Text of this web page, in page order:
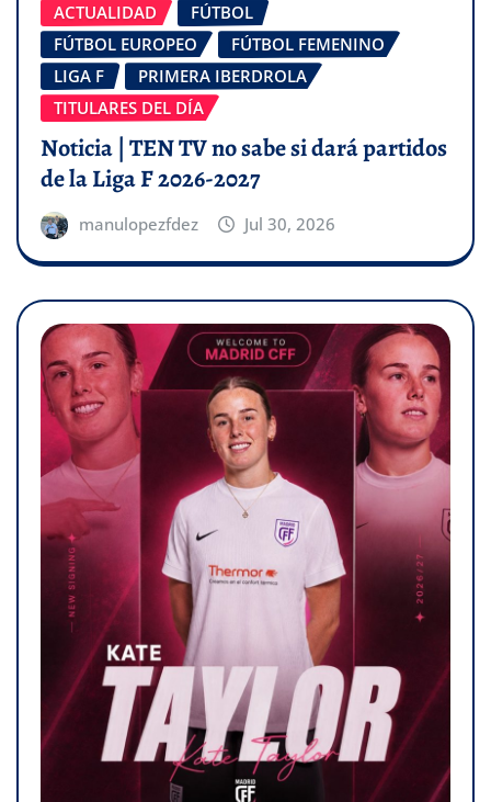
ACTUALIDAD
FÚTBOL
FÚTBOL EUROPEO
FÚTBOL FEMENINO
LIGA F
PRIMERA IBERDROLA
TITULARES DEL DÍA
Noticia | TEN TV no sabe si dará partidos
de la Liga F 2026-2027
manulopezfdez Jul 30, 2026